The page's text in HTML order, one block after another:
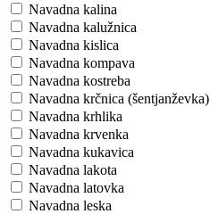
Navadna kalina
Navadna kalužnica
Navadna kislica
Navadna kompava
Navadna kostreba
Navadna krčnica (šentjanževka)
Navadna krhlika
Navadna krvenka
Navadna kukavica
Navadna lakota
Navadna latovka
Navadna leska